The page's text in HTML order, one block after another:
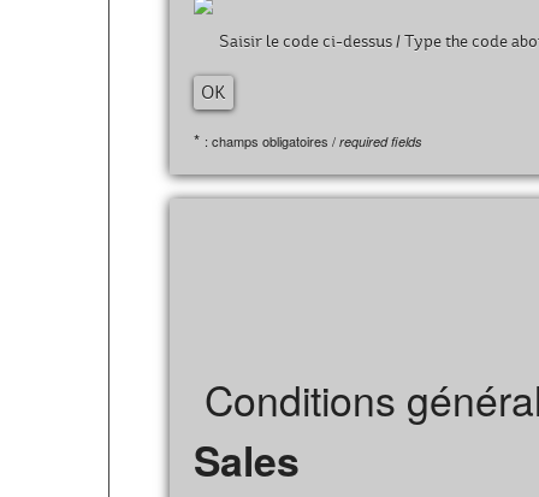
Saisir le code ci-dessus /Type the code
* : champs obligatoires / required fields
Conditions
Sales